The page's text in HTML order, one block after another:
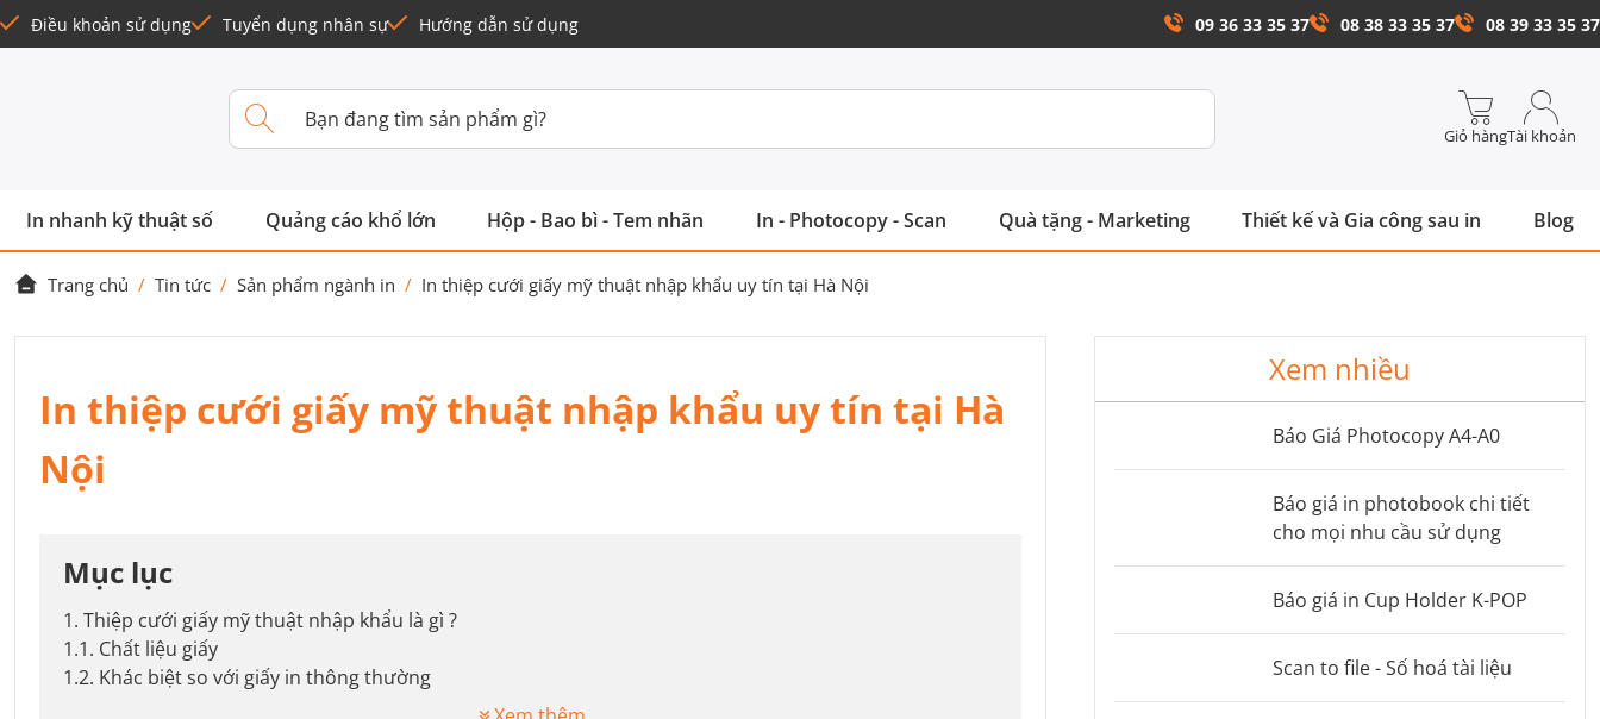
Điều khoản sử dụng Tuyển dụng nhân sự Hướng dẫn sử dụng 09 36 33 35 37 08 38 33 35 37 08 39 33 35 37
Giỏ hàngTài khoản
In nhanh kỹ thuật số Quảng cáo khổ lớn Hộp - Bao bì - Tem nhãn In - Photocopy - Scan Quà tặng - Marketing Thiết kế và Gia công sau in Blog
Trang chủ / Tin tức / Sản phẩm ngành in / In thiệp cưới giấy mỹ thuật nhập khẩu uy tín tại Hà Nội
In thiệp cưới giấy mỹ thuật nhập khẩu uy tín tại Hà
Nội
Mục lục
1. Thiệp cưới giấy mỹ thuật nhập khẩu là gì ?
1.1. Chất liệu giấy
1.2. Khác biệt so với giấy in thông thường
Xem nhiều
Báo Giá Photocopy A4-A0
Báo giá in photobook chi tiết
cho mọi nhu cầu sử dụng
Báo giá in Cup Holder K-POP
Scan to file - Số hoá tài liệu